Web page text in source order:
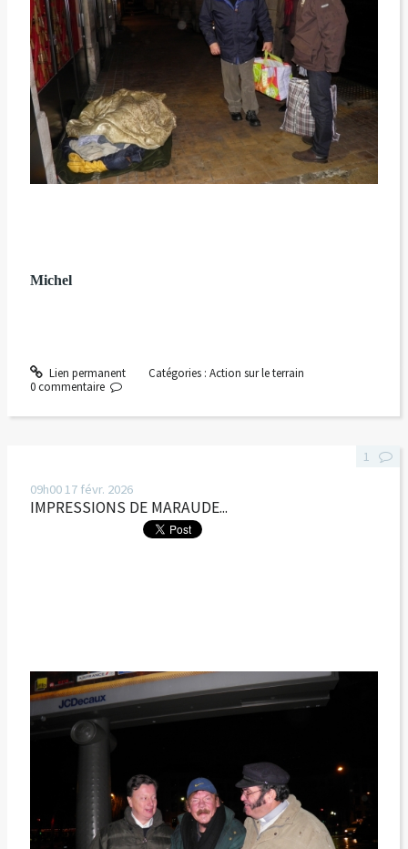
Michel
Lien permanent Catégories : Action sur le terrain
0 commentaire
09h0017 févr. 2026
IMPRESSIONS DE MARAUDE...
1